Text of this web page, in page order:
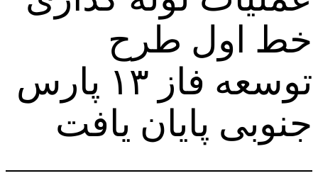
خط اول طرح
توسعه فاز ۱۳ پارس
جنوبی پایان یافت